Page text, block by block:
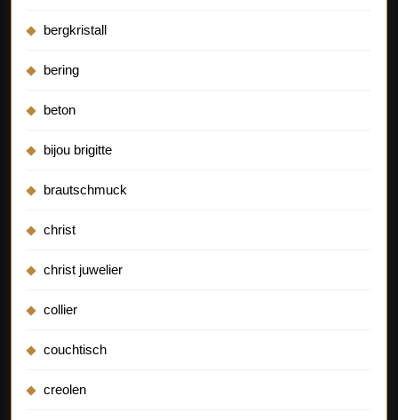
bergkristall
bering
beton
bijou brigitte
brautschmuck
christ
christ juwelier
collier
couchtisch
creolen